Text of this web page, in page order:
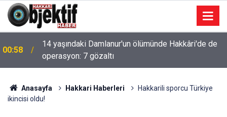
00:58
14 yaşındaki Damlanur'un ölümünde Hakkâri'de de
operasyon: 7 gözaltı
Anasayfa Hakkari Haberleri
Hakkarili sporcu Türkiye
ikincisi oldu!